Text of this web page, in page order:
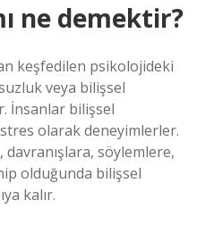
ne demektir?
keşfedilen psikolojideki
veya bilişsel
İnsanlar bilişsel
olarak deneyimlerler.
söylemlere,
olduğunda bilişsel
kalır.